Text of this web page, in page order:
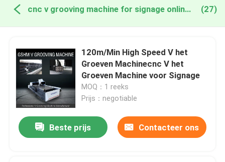
cnc v grooving machine for signage online fabricage (27)
120m/Min High Speed V het
Groeven Machinecnc V het
Groeven Machine voor Signage
MOQ：1 reeks
Prijs：negotiable
Beste prijs Contacteer ons